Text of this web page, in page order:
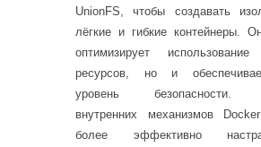
UnionFS, чтобы создавать
лёгкие и гибкие контейнеры.
оптимизирует
ресурсов, но и
уровень безопасности.
внутренних механизмов
более эффективно